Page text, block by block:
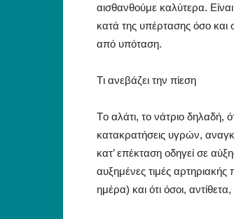
αισθανθούμε καλύτερα.
κατά της υπέρτασης όσο
από υπόταση.
Tι ανεβάζει την πίεση
Tο αλάτι, το νάτριο δηλαδή,
κατακρατήσεις υγρών,
κατ’ επέκταση οδηγεί σε
αυξημένες τιμές αρτηριακής
ημέρα) και ότι όσοι,